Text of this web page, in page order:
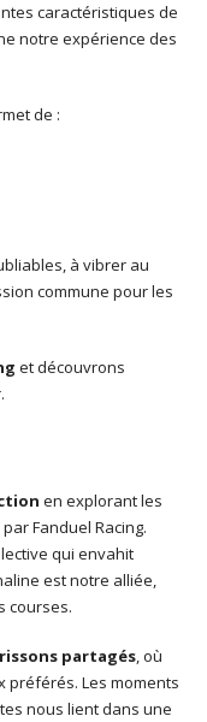
caractéristiques de
notre expérience des
de :
à vibrer au
commune pour les
et découvrons
en explorant les
Fanduel Racing.
qui envahit
est notre alliée,
courses.
partagés, où
préférés. Les moments
nous lient dans une